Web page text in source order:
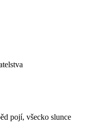
pojí, všecko slunce